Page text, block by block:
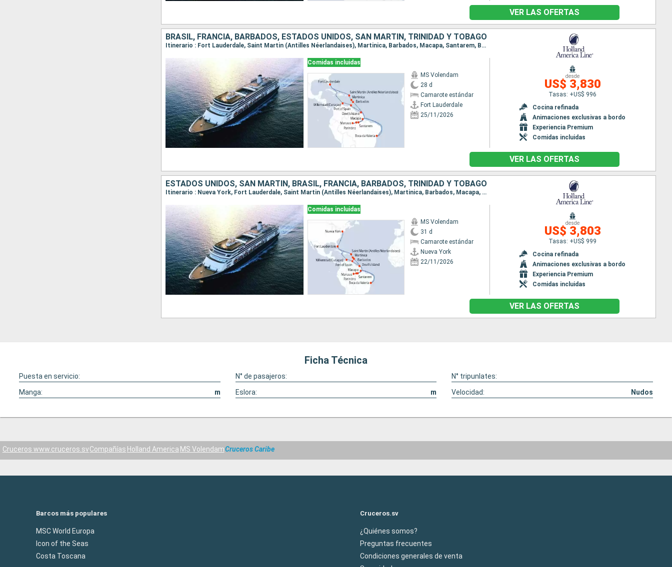
VER LAS OFERTAS
BRASIL, FRANCIA, BARBADOS, ESTADOS UNIDOS, SAN MARTÍN, TRINIDAD Y TOBAGO
Itinerario : Fort Lauderdale, Saint Martin (Antilles Néerlandaises), Martinica, Barbados, Macapa, Santarem, Boca da Valeria, Manaus, Parintins, , Devil's Island, Port of Spain, Willemstad(Curaçao), Fort Lauderdale
Comidas incluidas
MS Volendam
28 d
Camarote estándar
Fort Lauderdale
25/11/2026
desde
US$ 3,830
Tasas: +US$ 996
Cocina refinada
Animaciones exclusivas a bordo
Experiencia Premium
Comidas incluidas
VER LAS OFERTAS
ESTADOS UNIDOS, SAN MARTÍN, BRASIL, FRANCIA, BARBADOS, TRINIDAD Y TOBAGO
Itinerario : Nueva York, Fort Lauderdale, Saint Martin (Antilles Néerlandaises), Martinica, Barbados, Macapa, Santarem, Boca da Valeria, Manaus, Parintins, , Devil's Island, Port of Spain, Willemstad(Curaçao), Fort Lauderdale
Comidas incluidas
MS Volendam
31 d
Camarote estándar
Nueva York
22/11/2026
desde
US$ 3,803
Tasas: +US$ 999
Cocina refinada
Animaciones exclusivas a bordo
Experiencia Premium
Comidas incluidas
VER LAS OFERTAS
Ficha Técnica
Puesta en servicio: N° de pasajeros:
N° tripunlates:
Manga:
m Eslora: m Velocidad: Nudos
Cruceros www.cruceros.svCompañías Holland America MS VolendamCruceros Caribe
Barcos más populares
MSC World Europa
Icon of the Seas
Costa Toscana
Cruceros.sv
¿Quiénes somos?
Preguntas frecuentes
Condiciones generales de venta